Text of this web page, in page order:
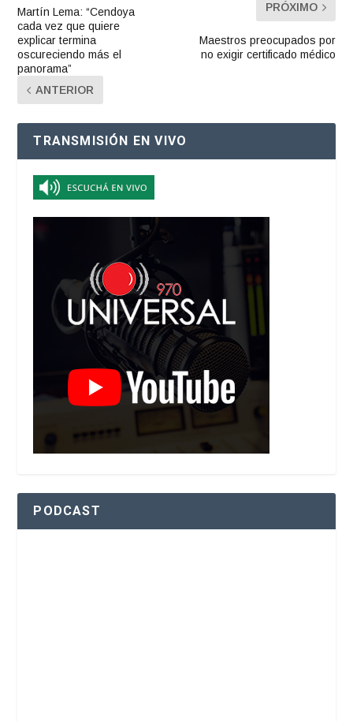
Martín Lema: “Cendoya
cada vez que quiere
explicar termina
oscureciendo más el
panorama”
ANTERIOR
PRÓXIMO
Maestros preocupados por
no exigir certificado médico
TRANSMISIÓN EN VIVO
PODCAST